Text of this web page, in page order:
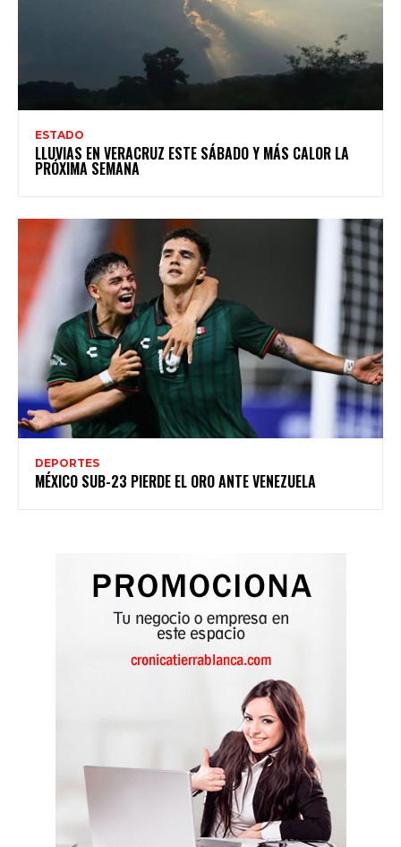
ESTADO
LLUVIAS EN VERACRUZ ESTE SÁBADO Y MÁS CALOR LA
PRÓXIMA SEMANA
DEPORTES
MÉXICO SUB-23 PIERDE EL ORO ANTE VENEZUELA